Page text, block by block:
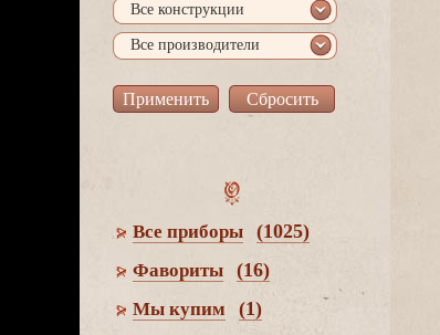
се конструкции
се производители
се приборы (1025)
Фавориты (16)
Мы купим (1)